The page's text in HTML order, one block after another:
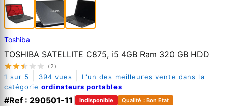
Toshiba
TOSHIBA SATELLITE C875, i5 4GB Ram 320 GB HDD
(2)
1 sur 5 394 vues
L'un des meilleures vente dans la
catégorie ordinateurs portables
#Ref : 290501-11 Indisponible Qualité : Bon Etat